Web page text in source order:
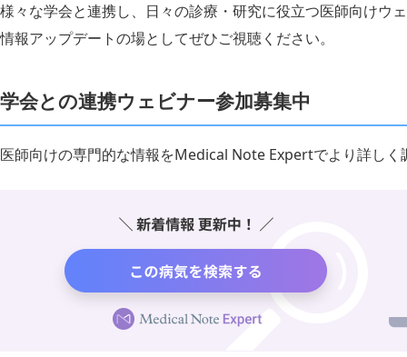
様々な学会と連携し、日々の診療・研究に役立つ医師向けウ
情報アップデートの場としてぜひご視聴ください。
学会との連携ウェビナー参加募集中
医師向けの専門的な情報をMedical Note Expertでより詳しく